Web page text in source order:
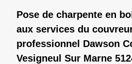
Pose de charpente en
aux services du
professionnel Dawson
Vesigneul Sur Marne